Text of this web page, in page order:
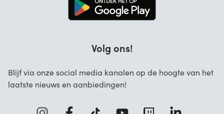
Zakelijke Oplossingen
Volg ons!
Blijf via onze social media kanalen op de hoogte van het
laatste nieuws en aanbiedingen!